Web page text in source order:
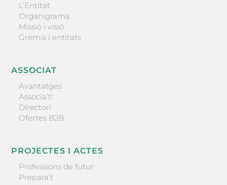
L’Entitat
Organigrama
Missió i visió
Gremis i entitats
ASSOCIAT
Avantatges
Associa’t!
Directori
Ofertes B2B
PROJECTES I ACTES
Professions de futur
Prepara’t